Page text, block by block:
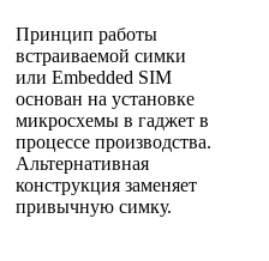
Принцип работы
встраиваемой симки
или Embedded SIM
основан на установке
микросхемы в гаджет в
процессе производства.
Альтернативная
конструкция заменяет
привычную симку.